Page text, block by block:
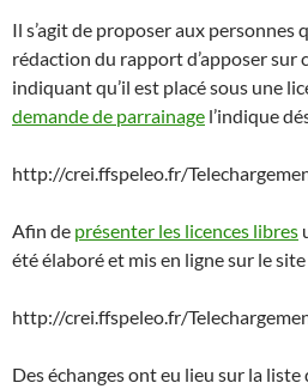
Il s’agit de proposer aux personnes
rédaction du rapport d’apposer sur
indiquant qu’il est placé sous une
demande de parrainage l’indique
http://crei.ffspeleo.fr/
Afin de présenter les licences libres
été élaboré et mis en ligne sur le site
http://crei.ffspeleo.fr/
Des échanges ont eu lieu sur la